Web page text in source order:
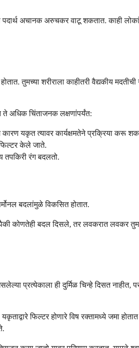
अचानक अरुचकर वाटू शकतात. काही
तुमच्या शरीराला काहीतरी वैद्यकीय
ते अधिक चिंताजनक लक्षणांपर्यंत:
कारण यकृत त्यावर कार्यक्षमतेने प्रक्रिया करू
फिल्टर केले जाते.
तपकिरी रंग बदलतो.
बदलांमुळे विकसित होतात.
बदल दिसले, तर लवकरात लवकर तुमच्या
प्रत्येकाला ही दुर्मिळ चिन्हे दिसत नाहीत,
फिल्टर होणारे विष रक्तामध्ये जमा